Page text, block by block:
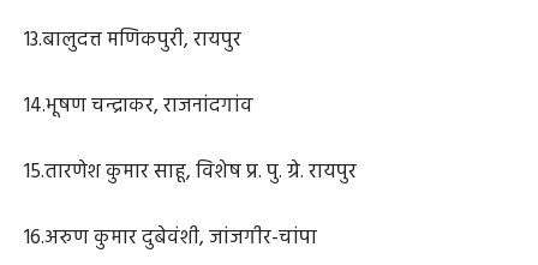
13.बालुदत्त मणिकपुरी, रायपुर
14.भूषण चन्द्राकर, राजनांदगांव
15.तारणेश कुमार साहू, विशेष प्र. पु. ग्रे. रायपुर
16.अरुण कुमार दुबेवंशी, जांजगीर-चांपा